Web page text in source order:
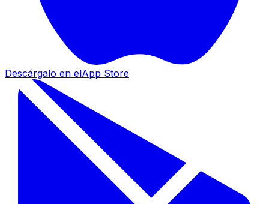
Descárgalo en elApp Store